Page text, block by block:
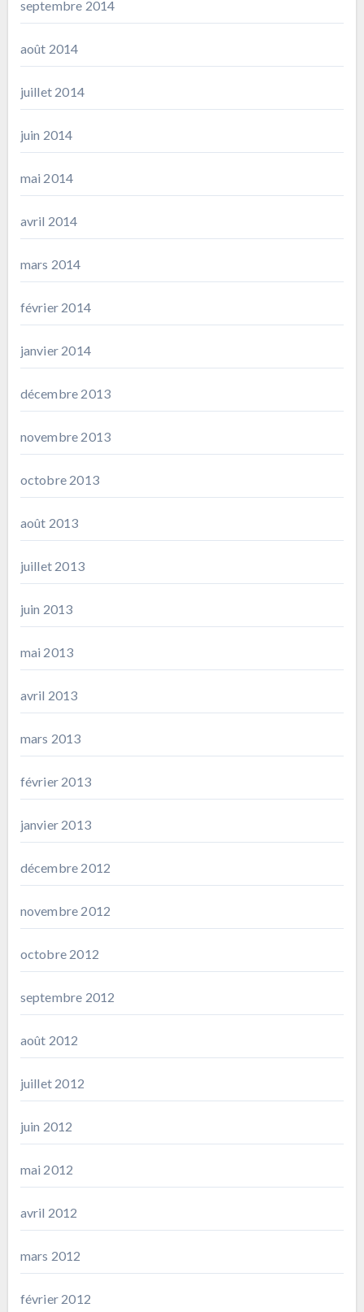
septembre 2014
août 2014
juillet 2014
juin 2014
mai 2014
avril 2014
mars 2014
février 2014
janvier 2014
décembre 2013
novembre 2013
octobre 2013
août 2013
juillet 2013
juin 2013
mai 2013
avril 2013
mars 2013
février 2013
janvier 2013
décembre 2012
novembre 2012
octobre 2012
septembre 2012
août 2012
juillet 2012
juin 2012
mai 2012
avril 2012
mars 2012
février 2012